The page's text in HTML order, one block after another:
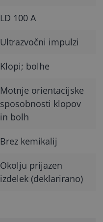
LD 100 A
Ultrazvočni impulzi
Klopi; bolhe
Motnje orientacijske
sposobnosti klopov
in bolh
Brez kemikalij
Okolju prijazen
izdelek (deklarirano)